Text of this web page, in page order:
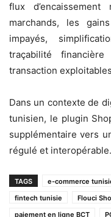
flux
marchands, les
impayés,
traçabilité
transaction
Dans un contexte de
tunisien, le plugin
supplémentaire vers
régulé et interopérable.
TAGS e-commerce
fintech tunisie
Flouci
paiement en ligne BCT